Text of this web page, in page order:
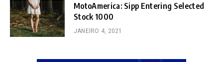
MotoAmerica: Sipp Entering Selected
Stock 1000
JANEIRO 4, 2021